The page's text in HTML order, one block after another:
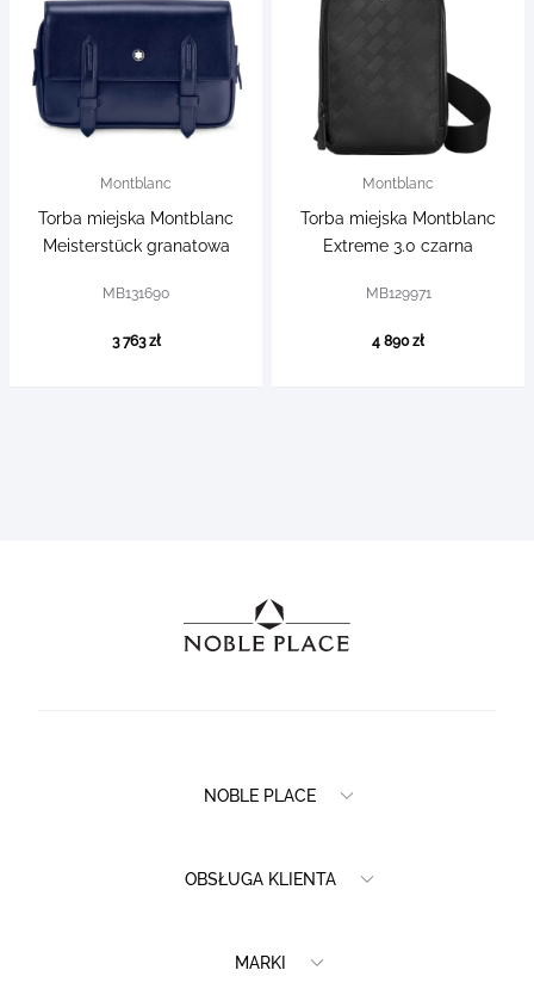
Montblanc
Torba miejska Montblanc
Meisterstück granatowa
MB131690
3 763 zł
Montblanc
Torba miejska Montblanc
Extreme 3.0 czarna
MB129971
4 890 zł
NOBLE PLACE
OBSŁUGA KLIENTA
MARKI